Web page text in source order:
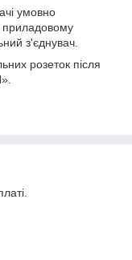
умовно
приладовому
з'єднувач.
розеток після